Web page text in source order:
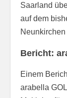
Saarland
auf dem
Bericht:
Einem
arabella